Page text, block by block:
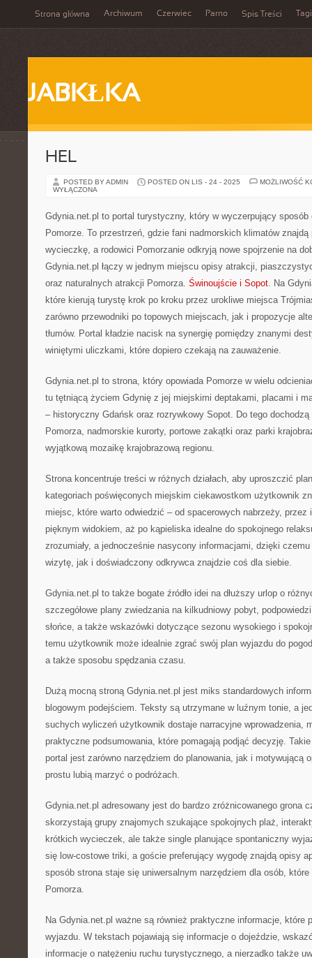
Strona główna Archiwum Czerwiec Parno Spis Treści Tagi
JABKŁKA
HEL
POSTED BY ADMIN POSTED ON LIS - 24 - 2025
MOŻLIWOŚĆ
WYŁĄCZONA
Gdynia.net.pl to portal turystyczny, który w wyczerpujący sposób
Pomorze. To przestrzeń, gdzie fani nadmorskich klimatów znajdą
wycieczkę, a rodowici Pomorzanie odkryją nowe spojrzenie na
Gdynia.net.pl łączy w jednym miejscu opisy atrakcji,
oraz naturalnych atrakcji Pomorza. Świnoujście i Sopot. Na
które kierują turystę krok po kroku przez urokliwe miejsca
zarówno przewodniki po topowych miejscach, jak i propozycje
tłumów. Portal kładzie nacisk na synergię pomiędzy znanymi
winiętymi uliczkami, które dopiero czekają na zauważenie.
Gdynia.net.pl to strona, który opowiada Pomorze w wielu
tu tętniącą życiem Gdynię z jej miejskimi deptakami, placami i
– historyczny Gdańsk oraz rozrywkowy Sopot. Do tego
Pomorza, nadmorskie kurorty, portowe zakątki oraz parki
wyjątkową mozaikę krajobrazową regionu.
Strona koncentruje treści w różnych działach, aby uproszczić
kategoriach poświęconych miejskim ciekawostkom użytkownik
miejsc, które warto odwiedzić – od spacerowych nabrzeży,
pięknym widokiem, aż po kąpieliska idealne do spokojnego
zrozumiały, a jednocześnie nasycony informacjami, dzięki
wizytę, jak i doświadczony odkrywca znajdzie coś dla siebie.
Gdynia.net.pl to także bogate źródło idei na dłuższy urlop o
szczegółowe plany zwiedzania na kilkudniowy pobyt,
słońce, a także wskazówki dotyczące sezonu wysokiego i
temu użytkownik może idealnie zgrać swój plan wyjazdu do
a także sposobu spędzania czasu.
Dużą mocną stroną Gdynia.net.pl jest miks standardowych
blogowym podejściem. Teksty są utrzymane w luźnym tonie, a
suchych wyliczeń użytkownik dostaje narracyjne wprowadzenia,
praktyczne podsumowania, które pomagają podjąć decyzję.
portal jest zarówno narzędziem do planowania, jak i motywującą
prostu lubią marzyć o podróżach.
Gdynia.net.pl adresowany jest do bardzo zróżnicowanego grona
skorzystają grupy znajomych szukające spokojnych plaż,
krótkich wycieczek, ale także single planujące spontaniczny
się low-costowe triki, a goście preferujący wygodę znajdą opisy
sposób strona staje się uniwersalnym narzędziem dla osób,
Pomorza.
Na Gdynia.net.pl ważne są również praktyczne informacje, które
wyjazdu. W tekstach pojawiają się informacje o dojeździe,
informacje o natężeniu ruchu turystycznego, a nierzadko także